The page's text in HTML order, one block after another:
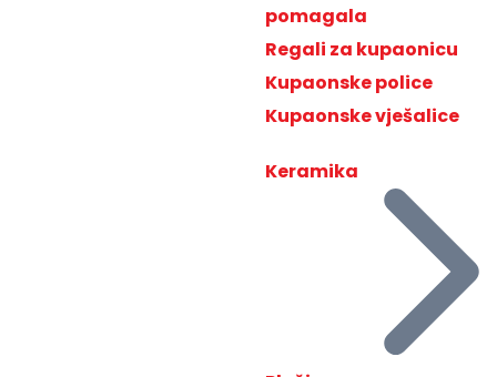
pomagala
Regali za kupaonicu
Kupaonske police
Kupaonske vješalice
Keramika